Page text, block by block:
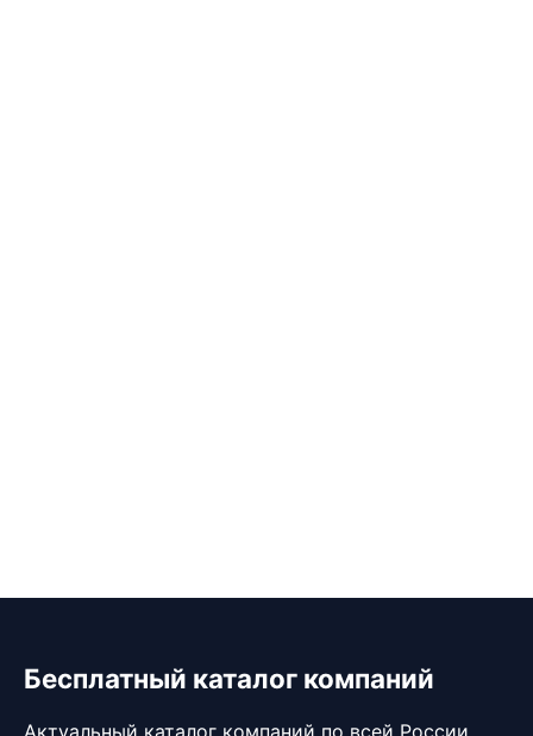
Бесплатный каталог компаний